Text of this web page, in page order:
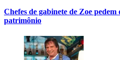
Chefes de gabinete de Zoe
patrimônio